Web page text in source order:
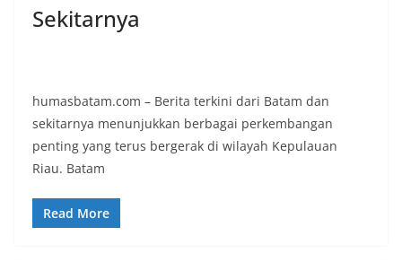
Sekitarnya
humasbatam.com – Berita terkini dari Batam dan
sekitarnya menunjukkan berbagai perkembangan
penting yang terus bergerak di wilayah Kepulauan
Riau. Batam
Read More